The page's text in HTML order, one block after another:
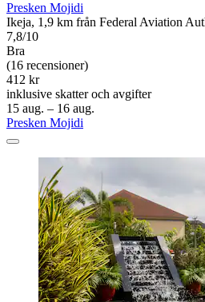
Presken Mojidi
Ikeja, 1,9 km från Federal Aviation
7,8/10
Bra
(16 recensioner)
412 kr
inklusive skatter och avgifter
15 aug. – 16 aug.
Presken Mojidi